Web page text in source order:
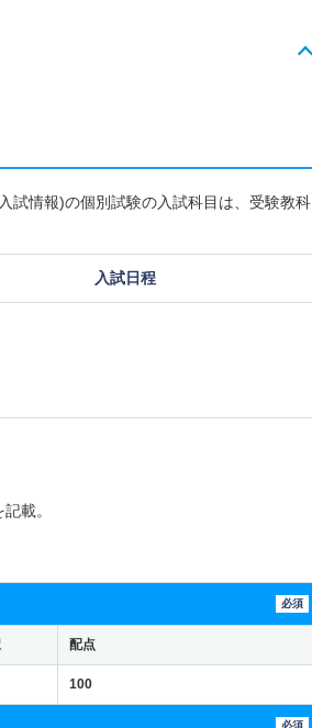
試情報)の個別試験の入試科目は、受験教科
入試日程
載。
必須
配点
100
必須